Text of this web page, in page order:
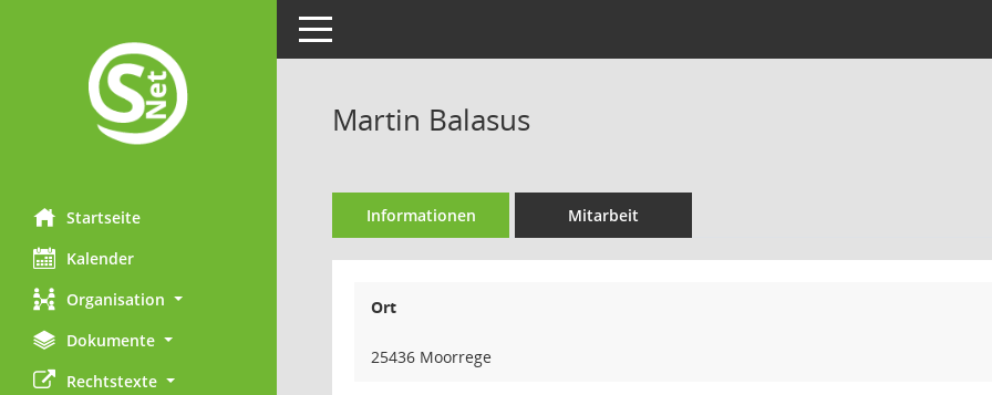
Startseite
Kalender
Organisation
Dokumente
Rechtstexte
Toggle navigation
Martin Balasus
Informationen Mitarbeit
Ort
25436 Moorrege